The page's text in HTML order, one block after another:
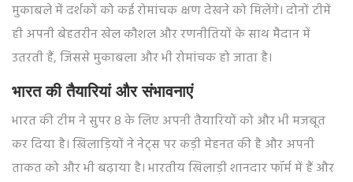
मुकाबले में दर्शकों को कई रोमांचक क्षण देखने को मिलेंगे। दोनों टीमें
ही अपनी बेहतरीन खेल कौशल और रणनीतियों के साथ मैदान में
उतरती हैं, जिससे मुकाबला और भी रोमांचक हो जाता है।
भारत की तैयारियां और संभावनाएं
भारत की टीम ने सुपर 8 के लिए अपनी तैयारियों को और भी मजबूत
कर दिया है। खिलाड़ियों ने नेट्स पर कड़ी मेहनत की है और अपनी
ताकत को और भी बढ़ाया है। भारतीय खिलाड़ी शानदार फॉर्म में हैं और